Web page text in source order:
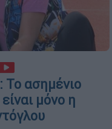
Το ασημένιο
μόνο η